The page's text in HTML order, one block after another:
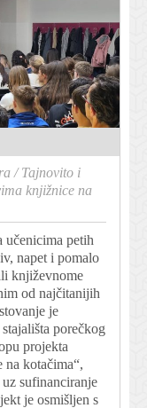
/Tajnovito i
knjižnice na
učenicima petih
napet i pomalo
književnome
od najčitanijih
je
porečkog
projekta
kotačima“,
sufinanciranje
je osmišljen s